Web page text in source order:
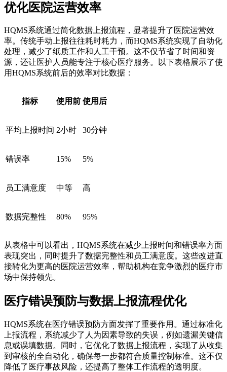
优化医院运营效率
HQMS系统通过简化数据上报流程，显著提升了医院运营效
率。传统手动上报往往耗时耗力，而HQMS系统实现了自动化
处理，减少了纸质工作和人工干预。这不仅节省了时间和资
源，还让医护人员能专注于核心医疗服务。以下表格展示了使
用HQMS系统前后的效率对比数据：
指标 使用前 使用后
平均上报时间 2小时 30分钟
错误率 15% 5%
员工满意度 中等 高
数据完整性 80% 95%
从表格中可以看出，HQMS系统在减少上报时间和错误率方面
表现突出，同时提升了数据完整性和员工满意度。这些改进直
接转化为更高的医院运营效率，帮助机构在竞争激烈的医疗市
场中保持领先。
医疗错误预防与数据上报流程优化
HQMS系统在医疗错误预防方面发挥了重要作用。通过标准化
上报流程，系统减少了人为因素导致的失误，例如遗漏关键信
息或误填数据。同时，它优化了数据上报流程，实现了从收集
到审核的全自动化，确保每一步都符合质量控制标准。这不仅
降低了医疗事故风险，还提高了整体工作流程的透明度。